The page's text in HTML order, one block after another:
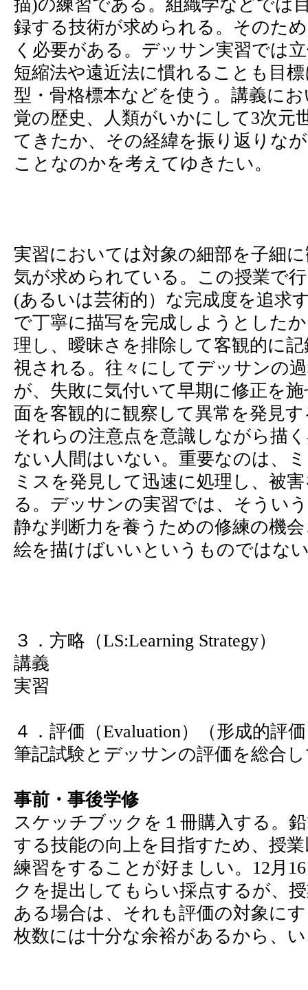
描)の練習である。組織学などでは
録する技術が求められる。そのた
く必要がある。デッサン実習では
短縮法や遠近法に慣れることも目
型・骨格標本などを使う。講義に
覚の歴史、人類がいかにして3次元
てきたか、その経緯を振り返りな
ことなのかを考えてゆきたい。
実習においては対象の細部を子細
気が求められている。この授業で
(あるいは芸術的）な完成度を追求
で丁寧に描写を完成しようとした
理し、曖昧さを排除して客観的に
視される。往々にしてデッサンの
が、失敗に気付いて早期に修正を
面を客観的に観察して異常を発見
それらの注意点を意識しながら描
ない人間はいない。重要なのは、
ミスを発見して迅速に処理し、被
る。デッサンの実習では、そうい
静な判断力を養うための修練の機
絵を描けばいいというものではな
３．方略（LS:Learning Strategy）
講義
実習
４．評価（Evaluation）（形成的評
筆記試験とデッサンの評価を総合
事前・事後学修
スケッチブックを１冊購入する。
する技能の向上を目指すため、授
練習をすることが好ましい。12月
クを提出してもらい採点するが、
ある場合は、それも評価の対象に
枚数には十分な余裕があるから、